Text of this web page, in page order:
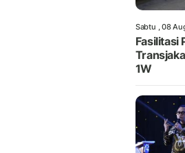
Sabtu , 08
Fasilitasi
1W